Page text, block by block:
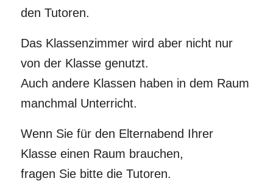
den Tutoren.
Das Klassenzimmer wird aber nicht nur
von der Klasse genutzt.
Auch andere Klassen haben in dem Raum
manchmal Unterricht.
Wenn Sie für den Elternabend Ihrer
Klasse einen Raum brauchen,
fragen Sie bitte die Tutoren.